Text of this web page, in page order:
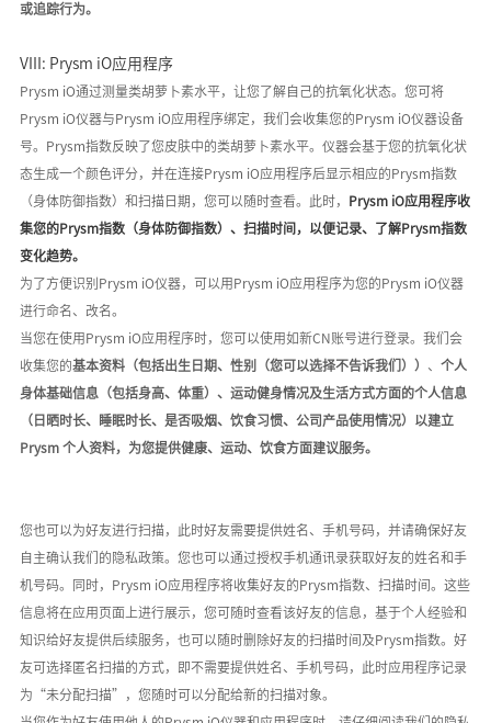
或追踪行为。
VIII: Prysm iO应用程序
Prysm iO通过测量类胡萝卜素水平，让您了解自己的抗氧化状态。 您可将
Prysm iO仪器与Prysm iO应用程序绑定，我们会收集您的Prysm iO仪器设备
号。Prysm指数反映了您皮肤中的类胡萝卜素水平。仪器会基于您的抗氧化状
态生成一个颜色评分，并在连接Prysm iO应用程序后显示相应的Prysm指数
（身体防御指数） 和扫描日期， 您可以随时查看。此时， Prysm iO应用程序收
集您的Prysm指数（身体防御指数）、扫描时间，以便记录、了解Prysm指数
变化趋势。
为了方便识别 Prysm iO仪器，可以用Prysm iO应用程序为您的Prysm iO仪器
进行命名、改名。
当您在使用 Prysm iO应用程序时，您可以使用如新CN账号进行登录。 我们会
收集您的基本资料（包括出生日期、性别（您可以选择不告诉我们）） 、 个人
身体基础信息（包括身高、体重）、运动健身情况及生活方式方面的个人信息
（日晒时长、睡眠时长、是否吸烟、饮食习惯、公司产品使用情况）以建立
Prysm 个人资料，为您提供健康、运动、饮食方面建议服务。
您也可以为好友进行扫描，此时好友需要提供姓名、手机号码，并请确保好友
自主确认我们的隐私政策。您也可以通过授权手机通讯录获取好友的姓名和手
机号码。同时， Prysm iO应用程序将收集好友的Prysm指数、扫描时间。这些
信息将在应用页面上进行展示，您可随时查看该好友的信息，基于个人经验和
知识给好友提供后续服务，也可以随时删除好友的扫描时间及Prysm指数。好
友可选择匿名扫描的方式，即不需要提供姓名、手机号码，此时应用程序记录
为 “未分配扫描” ，您随时可以分配给新的扫描对象。